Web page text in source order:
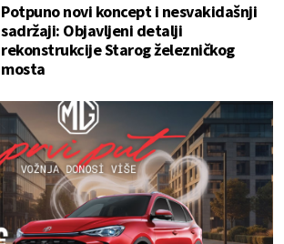
Potpuno novi koncept i nesvakidašnji
sadržaji: Objavljeni detalji
rekonstrukcije Starog železničkog
mosta